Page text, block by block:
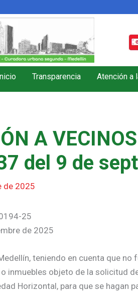
Transparencia Atención a
A
del 9 de
de 2025
25
de 2025
teniendo en cuenta que
inmuebles objeto de la solicitud
Horizontal, para que se hagan